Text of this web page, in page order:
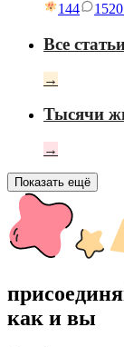
144 15
Все
→
Тысячи
→
Показать ещё
как и вы